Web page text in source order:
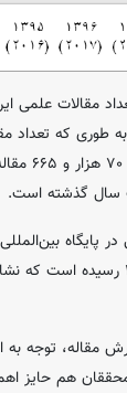
مقالات علمی
مقاله، توجه
هم حایز